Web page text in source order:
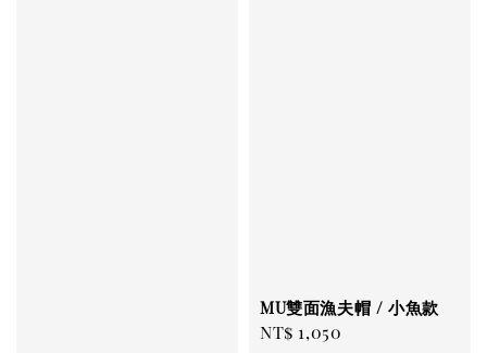
MU雙面漁夫帽 / 小魚款
Regular
NT$ 1,050